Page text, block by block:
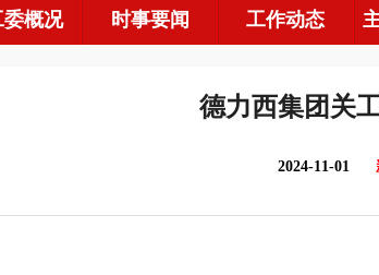
委概况 时事要闻 工作动态
德力西集团关
2024-11-01